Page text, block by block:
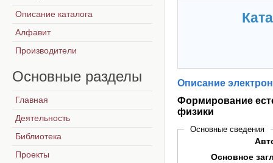
Описание
Формирование
физики
Основные сведения
Основное
Описание каталога
Алфавит
Производители
Основные разделы
Главная
Деятельность
Библиотека
Проекты